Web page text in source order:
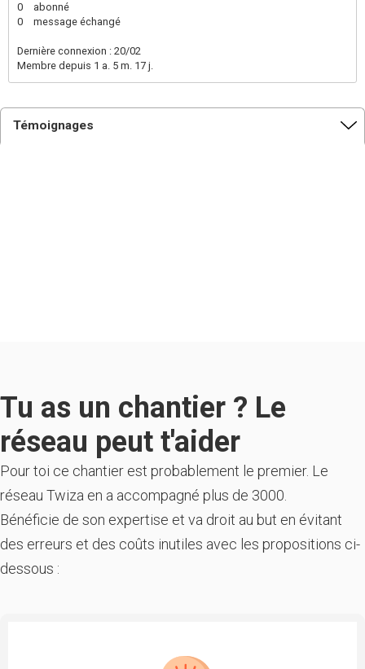
0
abonné
0
message échangé
Dernière connexion : 20/02
Membre depuis 1 a. 5 m. 17 j.
Témoignages
Tu as un chantier ? Le
réseau peut t'aider
Pour toi ce chantier est probablement le premier. Le
réseau Twiza en a accompagné plus de 3000.
Bénéficie de son expertise et va droit au but en évitant
des erreurs et des coûts inutiles avec les propositions ci-
dessous :